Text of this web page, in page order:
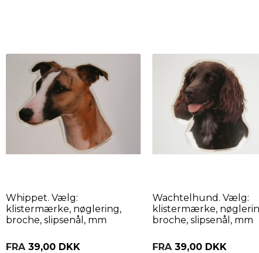
Whippet. Vælg:
klistermærke, nøglering,
broche, slipsenål, mm
FRA 39,00 DKK
Wachtelhund. Vælg:
klistermærke,
broche, slipsenål, mm
FRA 39,00 DKK